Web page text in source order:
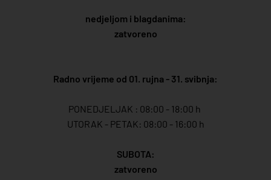
nedjeljom i blagdanima:
zatvoreno
Radno vrijeme od 01. rujna - 31. svibnja:
PONEDJELJAK : 08:00 - 18:00 h
UTORAK - PETAK: 08:00 - 16:00 h
SUBOTA:
zatvoreno